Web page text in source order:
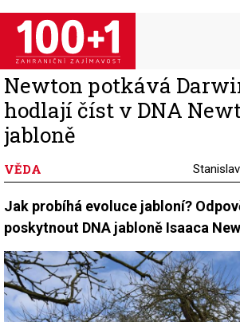
Přejít
hlavnímu
obsahu
Newton potkává
hodlají číst v DNA
jabloně
VĚDA
Jak probíhá evoluce jabloní?
poskytnout DNA jabloně Isaaca